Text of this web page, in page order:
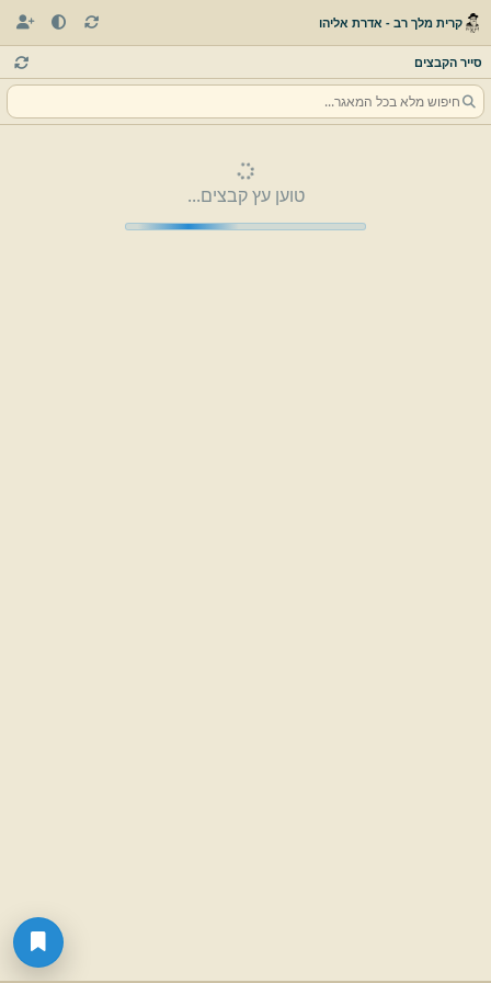
קרית מלך רב - אדרת אליהו
סייר הקבצים
טוען עץ קבצים...